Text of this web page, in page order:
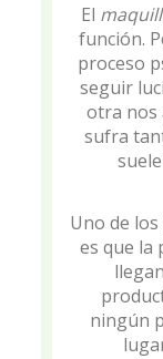
El
función.
proceso
seguir
otra nos
sufra
Uno de
es que la
ningún